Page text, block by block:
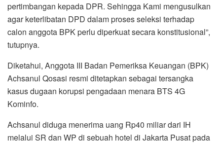
pertimbangan kepada DPR. Sehingga Kami mengusulkan
agar keterlibatan DPD dalam proses seleksi terhadap
calon anggota BPK perlu diperkuat secara konstitusional”,
tutupnya.
Diketahui, Anggota III Badan Pemeriksa Keuangan (BPK)
Achsanul Qosasi resmi ditetapkan sebagai tersangka
kasus dugaan korupsi pengadaan menara BTS 4G
Kominfo.
Achsanul diduga menerima uang Rp40 miliar dari IH
melalui SR dan WP di sebuah hotel di Jakarta Pusat pada